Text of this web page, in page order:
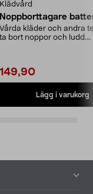
Klädvård
Noppborttagare
Vårda kläder och andra
ta bort noppor och ludd.
149,90
Lägg i varukorg